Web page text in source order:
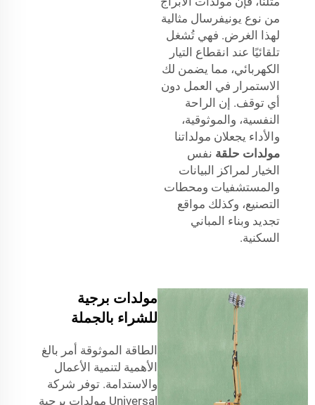
من نوع يونيفرسال مثالية
لهذا الغرض. فهي تُشغل
تلقائيًا عند انقطاع التيار
الكهربائي، مما يضمن لك
الاستمرار في العمل دون
أي توقف. إن الراحة
النفسية، والموثوقية،
والأداء يجعلان مولداتنا
مولدات حلقة نفس
الخيار لمراكز البيانات
والمستشفيات ومحطات
التصنيع، وكذلك مواقع
تجديد وبناء المباني
السكنية.
مولدات برجية
للشراء بالجملة
الطاقة الموثوقة أمر بالغ
الأهمية لتنمية الأعمال
والاستدامة. توفر شركة
Universal مولدات برجية